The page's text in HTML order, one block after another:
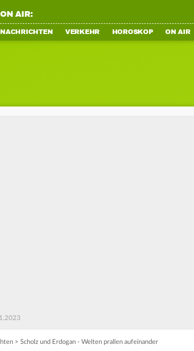
ON AIR:
NACHRICHTEN VERKEHR HOROSKOP ON AIR
> Scholz und Erdogan - Welten prallen aufeinander